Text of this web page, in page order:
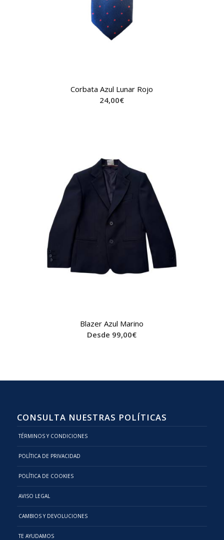
Corbata Azul Lunar Rojo
24,00€
Blazer Azul Marino
Desde 99,00€
CONSULTA NUESTRAS POLÍTICAS
TÉRMINOS Y CONDICIONES
POLÍTICA DE PRIVACIDAD
POLÍTICA DE COOKIES
AVISO LEGAL
CAMBIOS Y DEVOLUCIONES
TE AYUDAMOS